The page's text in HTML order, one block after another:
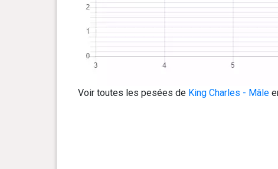
Voir toutes les pesées de King Charles - Mâle